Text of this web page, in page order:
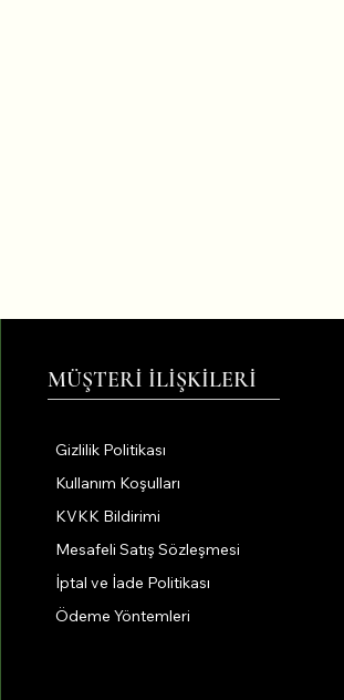
MÜŞTERİ İLİŞKİLERİ
Gizlilik Politikası
Kullanım Koşulları
KVKK Bildirimi
Mesafeli Satış Sözleşmesi
İptal ve İade Politikası
Ödeme Yöntemleri